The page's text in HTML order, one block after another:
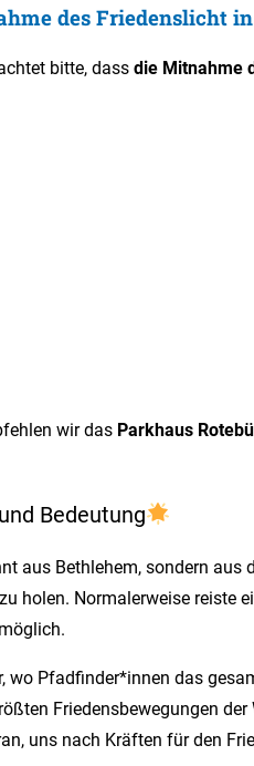
des Friedenslicht in
bitte, dass die Mitnahme
wir das Parkhaus
Bedeutung
aus Bethlehem, sondern
holen. Normalerweise
Pfadfinder*innen das
Friedensbewegungen
uns nach Kräften für den